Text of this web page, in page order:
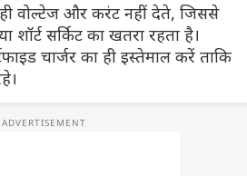
वोल्टेज और करंट नहीं देते, जिससे
शॉर्ट सर्किट का खतरा रहता है।
चार्जर का ही इस्तेमाल करें ताकि